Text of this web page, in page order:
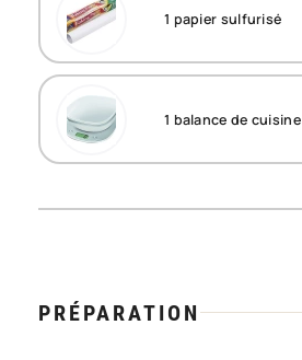
1 papier sulfurisé
1 balance de cuisine
PRÉPARATION